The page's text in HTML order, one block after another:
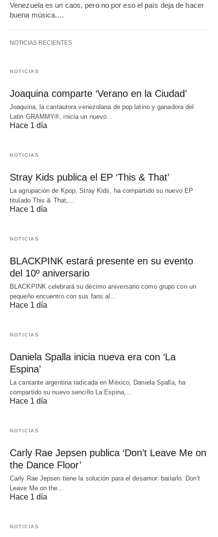
Venezuela es un caos, pero no por eso el país deja de hacer
buena música.…
NOTICIAS RECIENTES
NOTICIAS
Joaquina comparte ‘Verano en la Ciudad’
Joaquina, la cantautora venezolana de pop latino y ganadora del
Latin GRAMMY®, inicia un nuevo…
Hace 1 día
NOTICIAS
Stray Kids publica el EP ‘This & That’
La agrupación de Kpop, Stray Kids, ha compartido su nuevo EP
titulado This & That,…
Hace 1 día
NOTICIAS
BLACKPINK estará presente en su evento
del 10º aniversario
BLACKPINK celebrará su décimo aniversario como grupo con un
pequeño encuentro con sus fans al…
Hace 1 día
NOTICIAS
Daniela Spalla inicia nueva era con ‘La
Espina’
La cantante argentina radicada en México, Daniela Spalla, ha
compartido su nuevo sencillo La Espina,…
Hace 1 día
NOTICIAS
Carly Rae Jepsen publica ‘Don’t Leave Me on
the Dance Floor’
Carly Rae Jepsen tiene la solución para el desamor: bailarlo. Don't
Leave Me on the…
Hace 1 día
NOTICIAS